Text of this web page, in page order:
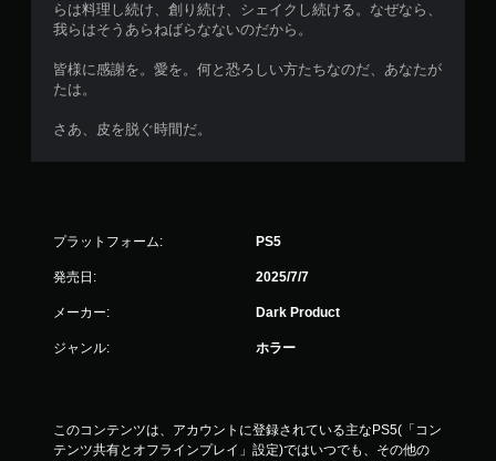
らは料理し続け、創り続け、シェイクし続ける。なぜなら、
我らはそうあらねばらなないのだから。
皆様に感謝を。愛を。何と恐ろしい方たちなのだ、あなたが
たは。
さあ、皮を脱ぐ時間だ。
プラットフォーム: PS5
発売日: 2025/7/7
メーカー: Dark Product
ジャンル: ホラー
このコンテンツは、アカウントに登録されている主なPS5(「コン
テンツ共有とオフラインプレイ」設定)ではいつでも、その他の